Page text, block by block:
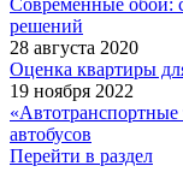
Современные обои:
решений
28 августа 2020
Оценка квартиры
19 ноября 2022
автобусов
Перейти в раздел